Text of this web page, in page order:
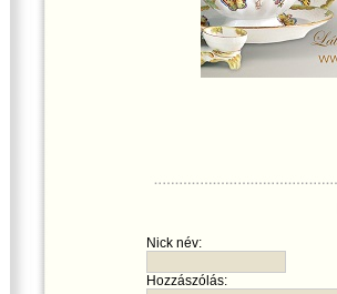
Nick név:
Hozzászólás: